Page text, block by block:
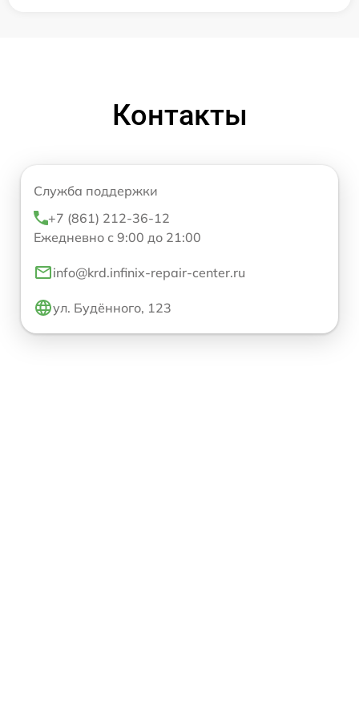
Контакты
Служба поддержки
+7 (861) 212-36-12
Ежедневно с 9:00 до 21:00
info@krd.infinix-repair-center.ru
ул. Будённого, 123